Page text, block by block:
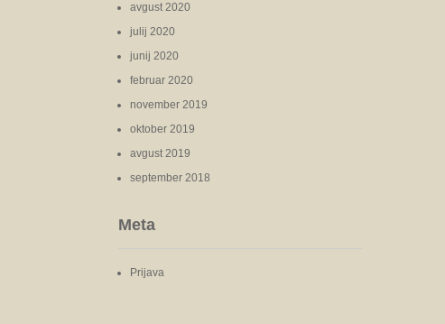
avgust 2020
julij 2020
junij 2020
februar 2020
november 2019
oktober 2019
avgust 2019
september 2018
Meta
Prijava